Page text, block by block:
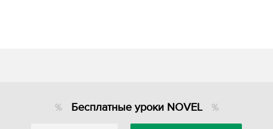
Бесплатные уроки NOVEL